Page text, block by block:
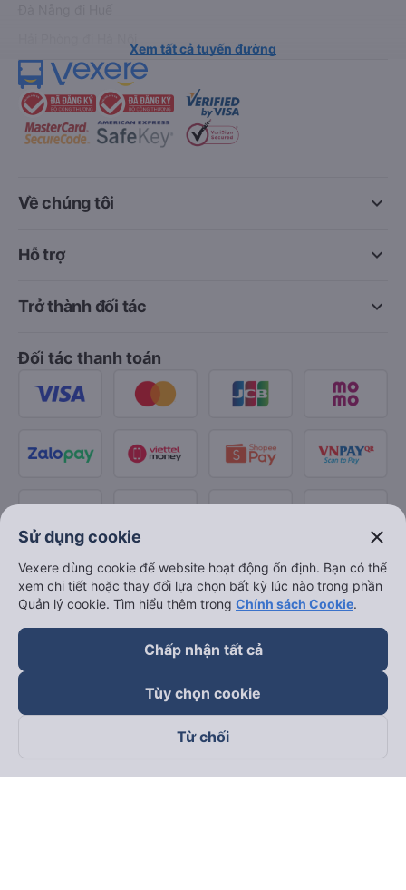
Xem tất cả tuyến đường
keyboard_arrow_down
Về chúng tôi
keyboard_arrow_down
Hỗ trợ
keyboard_arrow_down
Trở thành đối tác
Đối tác thanh toán
Theo dõi chúng tôi trên
Sử dụng cookie close
Vexere dùng cookie để website hoạt động ổn định. Bạn có thể
xem chi tiết hoặc thay đổi lựa chọn bất kỳ lúc nào trong phần
Quản lý cookie. Tìm hiểu thêm trong Chính sách Cookie.
Chấp nhận tất cả
Tùy chọn cookie
Từ chối